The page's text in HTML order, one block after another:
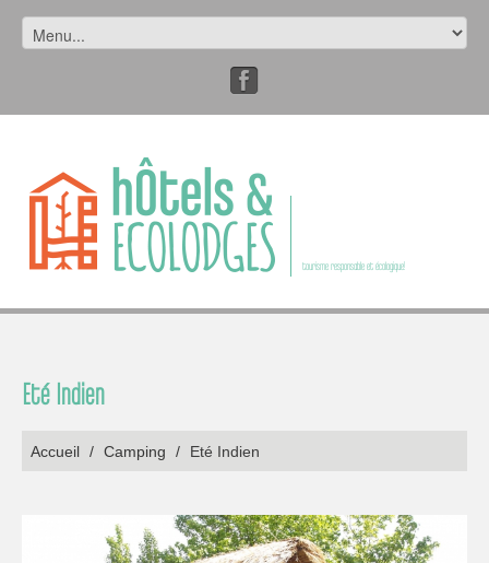
tourisme responsable et écologique!
Eté Indien
Accueil / Camping / Eté Indien